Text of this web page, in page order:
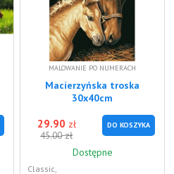
MALOWANIE PO NUMERACH
Macierzyńska troska
30x40cm
29.90 zł
45.00zł
DO KOSZYKA
Dostępne
Classic,